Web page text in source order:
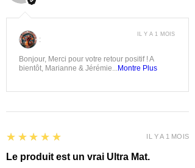
:
Bonjour, Merci pour votre retour positif ! A
bientôt, Marianne & Jérémie...Montre Plus
IL Y A 1 MOIS
5
★★★★★
Le produit est un vrai Ultra Mat.
IL Y A 1 MOIS